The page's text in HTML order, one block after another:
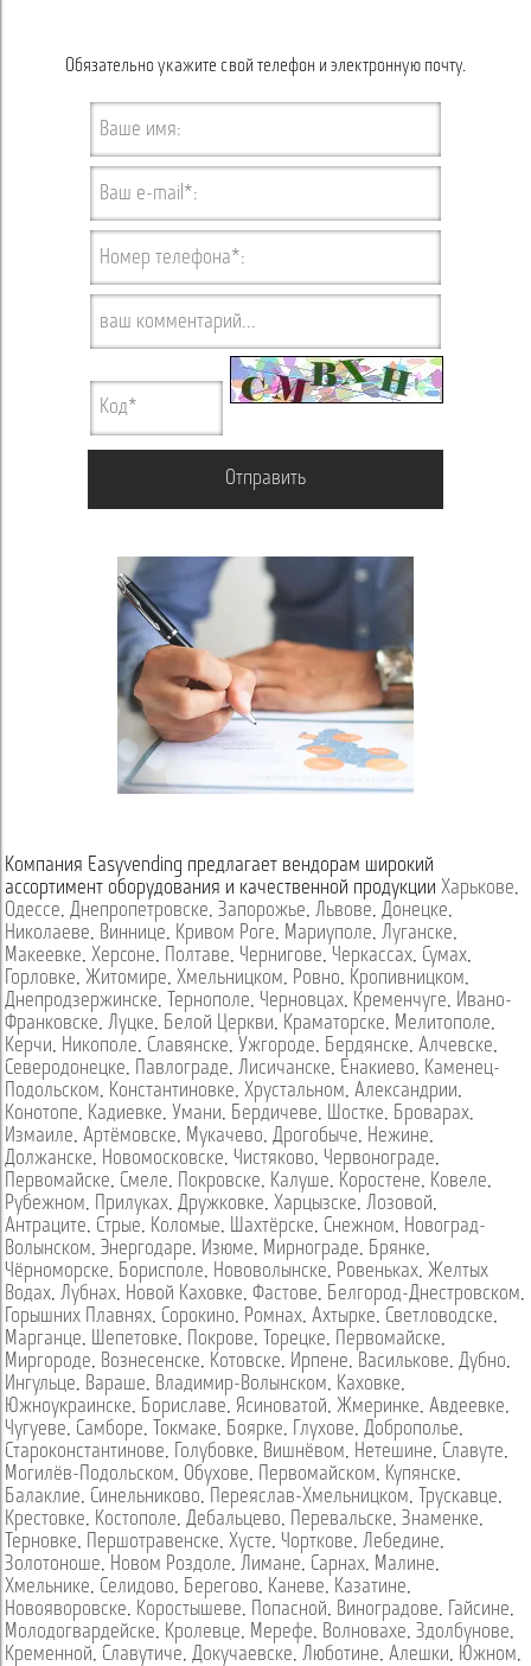
Обязательно укажите свой телефон и электронную почту.
Компания Easyvending предлагает вендорам широкий
ассортимент оборудования и качественной продукции Харькове,
Одессе, Днепропетровске, Запорожье, Львове, Донецке,
Николаеве, Виннице, Кривом Роге, Мариуполе, Луганске,
Макеевке, Херсоне, Полтаве, Чернигове, Черкассах, Сумах,
Горловке, Житомире, Хмельницком, Ровно, Кропивницком,
Днепродзержинске, Тернополе, Черновцах, Кременчуге, Ивано-
Франковске, Луцке, Белой Церкви, Краматорске, Мелитополе,
Керчи, Никополе, Славянске, Ужгороде, Бердянске, Алчевске,
Северодонецке, Павлограде, Лисичанске, Енакиево, Каменец-
Подольском, Константиновке, Хрустальном, Александрии,
Конотопе, Кадиевке, Умани, Бердичеве, Шостке, Броварах,
Измаиле, Артёмовске, Мукачево, Дрогобыче, Нежине,
Должанске, Новомосковске, Чистяково, Червонограде,
Первомайске, Смеле, Покровске, Калуше, Коростене, Ковеле,
Рубежном, Прилуках, Дружковке, Харцызске, Лозовой,
Антраците, Стрые, Коломые, Шахтёрске, Снежном, Новоград-
Волынском, Энергодаре, Изюме, Мирнограде, Брянке,
Чёрноморске, Борисполе, Нововолынске, Ровеньках, Желтых
Водах, Лубнах, Новой Каховке, Фастове, Белгород-Днестровском,
Горышних Плавнях, Сорокино, Ромнах, Ахтырке, Светловодске,
Марганце, Шепетовке, Покрове, Торецке, Первомайске,
Миргороде, Вознесенске, Котовске, Ирпене, Василькове, Дубно,
Ингульце, Вараше, Владимир-Волынском, Каховке,
Южноукраинске, Бориславе, Ясиноватой, Жмеринке, Авдеевке,
Чугуеве, Самборе, Токмаке, Боярке, Глухове, Доброполье,
Староконстантинове, Голубовке, Вишнёвом, Нетешине, Славуте,
Могилёв-Подольском, Обухове, Первомайском, Купянске,
Балаклие, Синельниково, Переяслав-Хмельницком, Трускавце,
Крестовке, Костополе, Дебальцево, Перевальске, Знаменке,
Терновке, Першотравенске, Хусте, Чорткове, Лебедине,
Золотоноше, Новом Роздоле, Лимане, Сарнах, Малине,
Хмельнике, Селидово, Берегово, Каневе, Казатине,
Новояворовске, Коростышеве, Попасной, Виноградове, Гайсине,
Молодогвардейске, Кролевце, Мерефе, Волновахе, Здолбунове,
Кременной, Славутиче, Докучаевске, Люботине, Алешки, Южном,